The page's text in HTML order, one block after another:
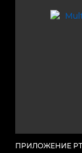
ПРИЛОЖЕНИЕ